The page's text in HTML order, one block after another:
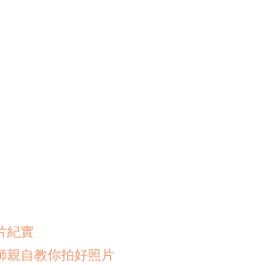
紀實
親自教你拍好照片